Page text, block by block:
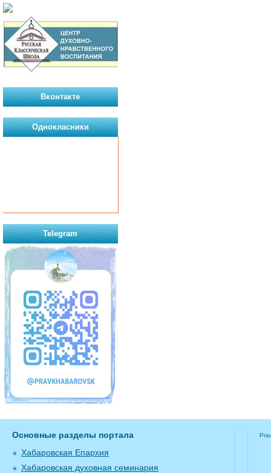
Вконтакте
Однокласники
Telegram
Основные разделы портала
Хабаровская Епархия
Хабаровская духовная семинария